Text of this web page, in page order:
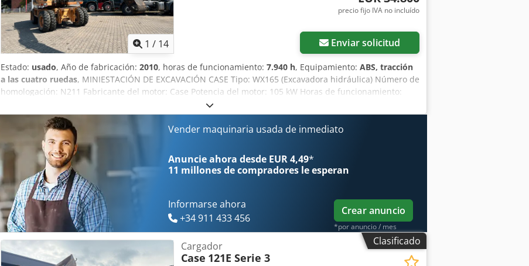
1 / 14
precio fijo IVA no incluído
Enviar solicitud
Estado: usado, Año de fabricación: 2010, horas de funcionamiento: 7.940 h, Equipamiento: ABS, tracción
a las cuatro ruedas, MINIESTACIÓN DE EXCAVACIÓN CASE Tipo: WX165 (Excavadora hidráulica) Número de
homologación: N211 Fabricante del motor: Case Potencia del motor: 105 kW Horas de funcionamiento:
7940 h Peso máximo permitido: 18 000 kg Credozripcepfx Ab Rjf Longitud para el transporte: 8,19 m
Ancho para el transporte: 1,91 m Altura para el transporte: 2,89 m Color: Amarillo - Control mediante
joystick - Pala niveladora - Cámara Con gusto le brindamos apoyo también en el ámbito de la
financiación/arrendamiento a través de nuestros socios. Todos los datos son orientativos. Salvo error y
omisión.
Vender maquinaria usada de inmediato
Anuncie ahora desde EUR 4,49*
11 millones de compradores le esperan
Informarse ahora
+34 911 433 456
Crear anuncio
*por anuncio / mes
Clasificado
Cargador
Case 121E Serie 3